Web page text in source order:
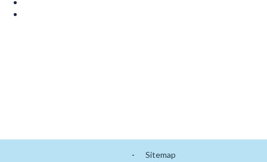
- Sitemap